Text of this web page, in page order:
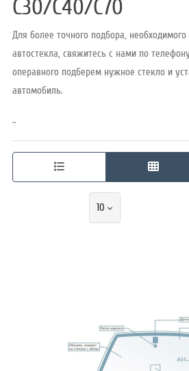
Режим
C30/C40/C70
Для более точного подбора,
автостекла, свяжитесь с нами по
операвного подберем нужное стекло и
автомобиль.
..
10